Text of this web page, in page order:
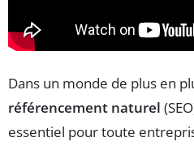
Dans un monde de plus en
référencement naturel
essentiel pour toute